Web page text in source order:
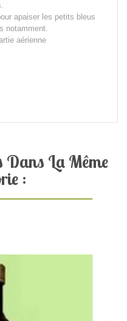
apaiser les petits bleus
notamment.
aérienne
La Même
: